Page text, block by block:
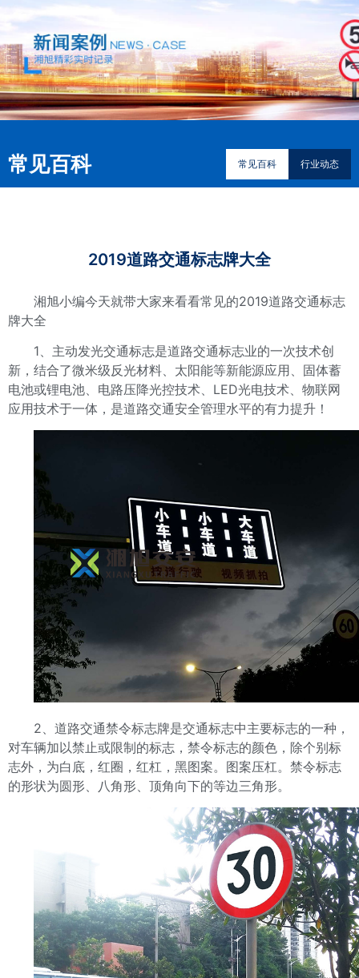
常见百科 常见百科 行业动态
2019道路交通标志牌大全
湘旭小编今天就带大家来看看常见的2019道路交通标志
牌大全
1、主动发光交通标志是道路交通标志业的一次技术创
新，结合了微米级反光材料、太阳能等新能源应用、固体蓄
电池或锂电池、电路压降光控技术、LED光电技术、物联网
应用技术于一体，是道路交通安全管理水平的有力提升！
2、道路交通禁令标志牌是交通标志中主要标志的一种，
对车辆加以禁止或限制的标志，禁令标志的颜色，除个别标
志外，为白底，红圈，红杠，黑图案。图案压杠。禁令标志
的形状为圆形、八角形、顶角向下的等边三角形。